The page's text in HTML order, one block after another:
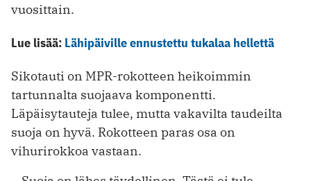
vuosittain.
Lue lisää: Lähipäiville ennustettu tukalaa hellettä
Sikotauti on MPR-rokotteen heikoimmin
tartunnalta suojaava komponentti.
Läpäisytauteja tulee, mutta vakavilta taudeilta
suoja on hyvä. Rokotteen paras osa on
vihurirokkoa vastaan.